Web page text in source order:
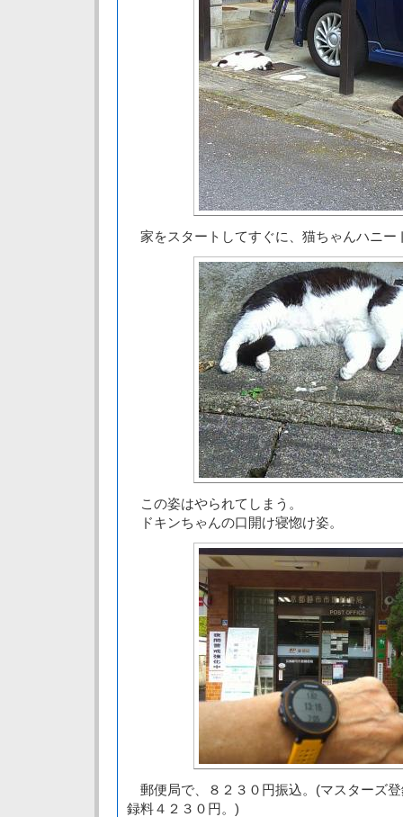
家をスタートしてすぐに、猫ちゃんハニー
この姿はやられてしまう。
ドキンちゃんの口開け寝惚け姿。
郵便局で、８２３０円振込。(マスターズ
録料４２３０円。)